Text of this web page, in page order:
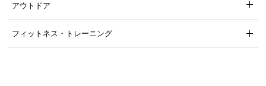
アウトドア
フィットネス・トレーニング